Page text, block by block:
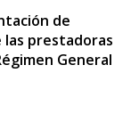
de
prestadoras
General